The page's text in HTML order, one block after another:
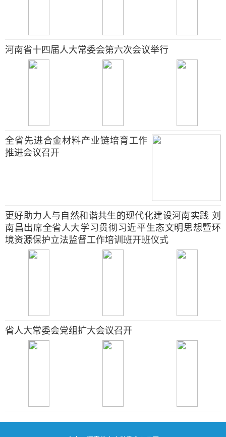
河南省十四届人大常委会第六次会议举行
全省先进合金材料产业链培育工作
推进会议召开
更好助力人与自然和谐共生的现代化建设河南实践 刘
南昌出席全省人大学习贯彻习近平生态文明思想暨环
境资源保护立法监督工作培训班开班仪式
省人大常委会党组扩大会议召开